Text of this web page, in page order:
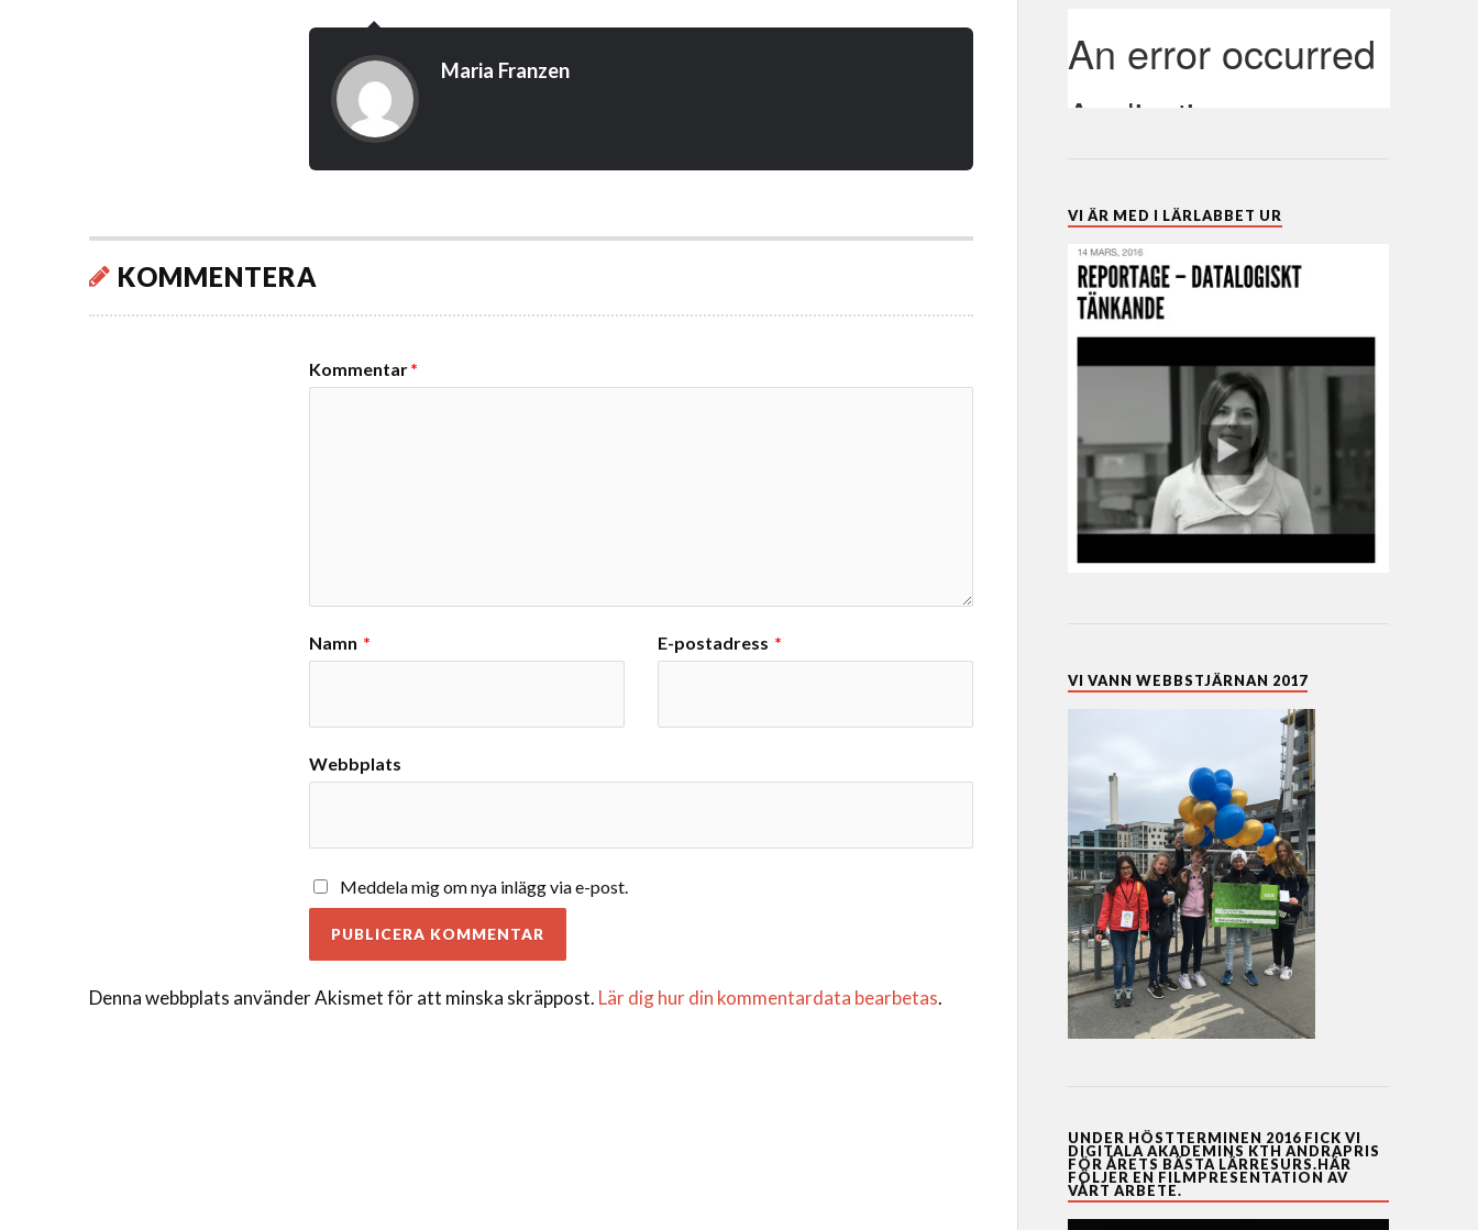
Maria Franzen
KOMMENTERA
Kommentar*
Namn * E-postadress *
Webbplats
Meddela mig om nya inlägg via e-post.
Denna webbplats använder Akismet för att minska skräppost. Lär dig hur din kommentardata bearbetas.
VI ÄR MED I LÄRLABBET UR
VI VANN WEBBSTJÄRNAN 2017
UNDER HÖSTTERMINEN 2016 FICK VI
DIGITALA AKADEMINS KTH ANDRAPRIS
FÖR ÅRETS BÄSTA LÄRRESURS.HÄR
FÖLJER EN FILMPRESENTATION AV
VÅRT ARBETE.